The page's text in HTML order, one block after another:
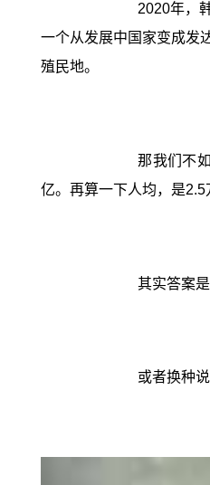
2020年，
一个从发展中国家变成发
殖民地。
那我们不
亿。再算一下人均，是
其实答案
或者换种